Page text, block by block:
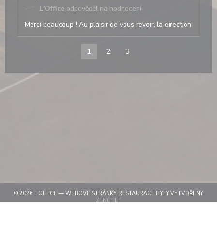
L'Office odpověděl na hodnocení
Merci beaucoup ! Au plaisir de vous revoir, la direction
1 2 3
© 2026 L'OFFICE — WEBOVÉ STRÁNKY RESTAURACE BYLY VYTVOŘENY
ZENCHEF((OTEVŘE SE V NOVÉM OKNĚ))